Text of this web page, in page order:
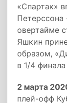
«Спартак»
овертайме
Яшкин
образом,
в 1/4 финала
2 марта
плей-офф